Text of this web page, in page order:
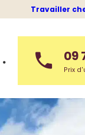
Travailler
09
Prix